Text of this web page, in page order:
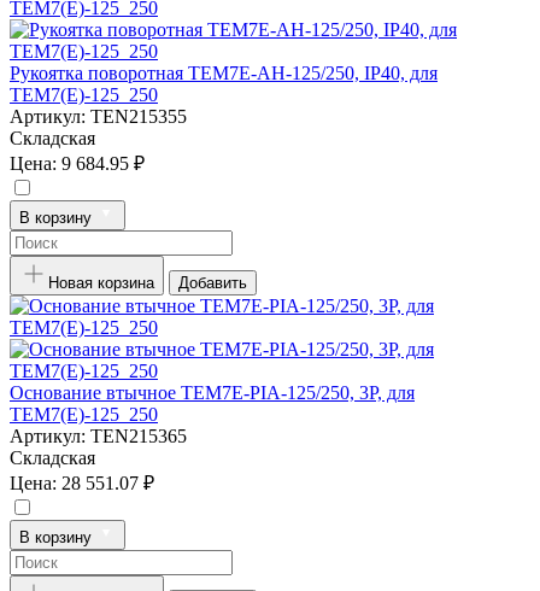
Рукоятка поворотная TEM7E-AH-125/250, IP40, для
TEM7(E)-125_250
Артикул: TEN215355
Складская
Цена: 9 684.95 ₽
В корзину
Новая корзина Добавить
Основание втычное TEM7E-PIA-125/250, 3P, для
TEM7(E)-125_250
Артикул: TEN215365
Складская
Цена: 28 551.07 ₽
В корзину